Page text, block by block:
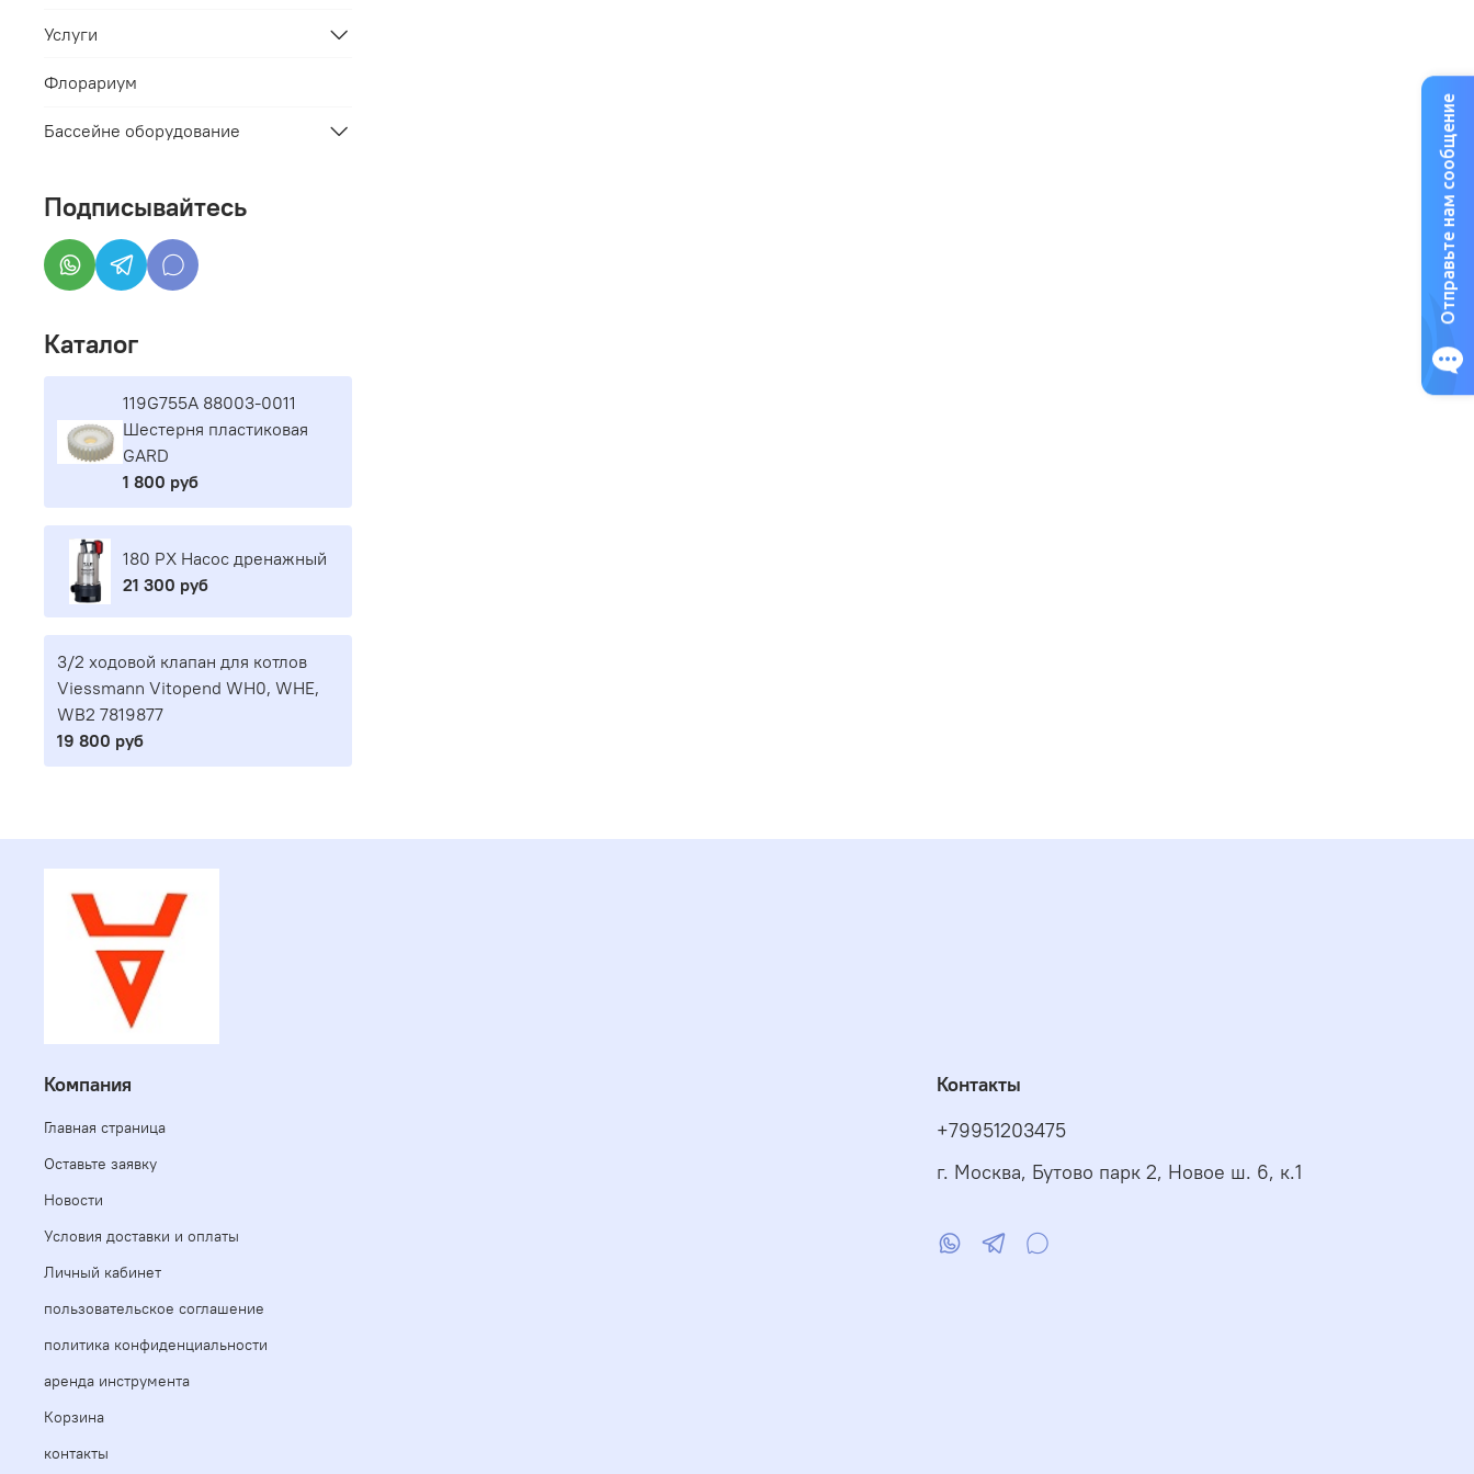
Услуги
Флорариум
Бассейне оборудование
Подписывайтесь
Каталог
119G755A 88003-0011
Шестерня пластиковая
GARD
1 800 руб
180 PX Насос дренажный
21 300 руб
3/2 ходовой клапан для котлов
Viessmann Vitopend WH0, WHE,
WB2 7819877
19 800 руб
Компания
Главная страница
Оставьте заявку
Новости
Условия доставки и оплаты
Личный кабинет
пользовательское соглашение
политика конфиденциальности
аренда инструмента
Корзина
контакты
Контакты
+79951203475
г. Москва, Бутово парк 2, Новое ш. 6, к.1
Отправьте нам сообщение